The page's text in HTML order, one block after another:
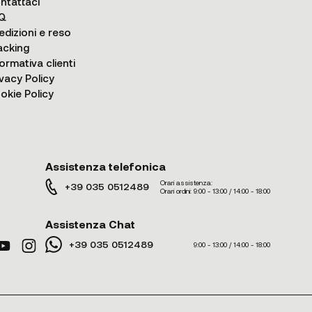
e reso
clienti
Policy
Policy
Assistenza telefonica
+39 035 0512489
Orari assistenza:
Orari ordini: 9:00 - 13:00 / 14:00 - 18:00
Assistenza Chat
+39 035 0512489 9:00 - 13:00 / 14:00 - 18:00